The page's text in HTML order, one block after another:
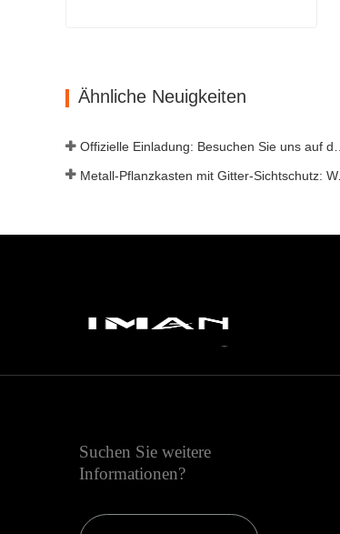
Ähnliche Neuigkeiten
Offizielle Einladung:
Metall-Pflanzkasten mit Gitter-Sichtschutz:
Suchen Sie weitere
Informationen?